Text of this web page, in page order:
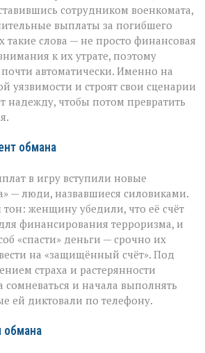
сотрудником военкомата,
выплаты за погибшего
такие слова — не просто финансовая
к их утрате, поэтому
автоматически. Именно на
уязвимости и строят свои сценарии
надежду, чтобы потом превратить
обмана
в игру вступили новые
— люди, назвавшиеся силовиками.
женщину убедили, что её счёт
финансирования терроризма, и
«спасти» деньги — срочно их
на «защищённый счёт». Под
страха и растерянности
и начала выполнять
ей диктовали по телефону.
обмана